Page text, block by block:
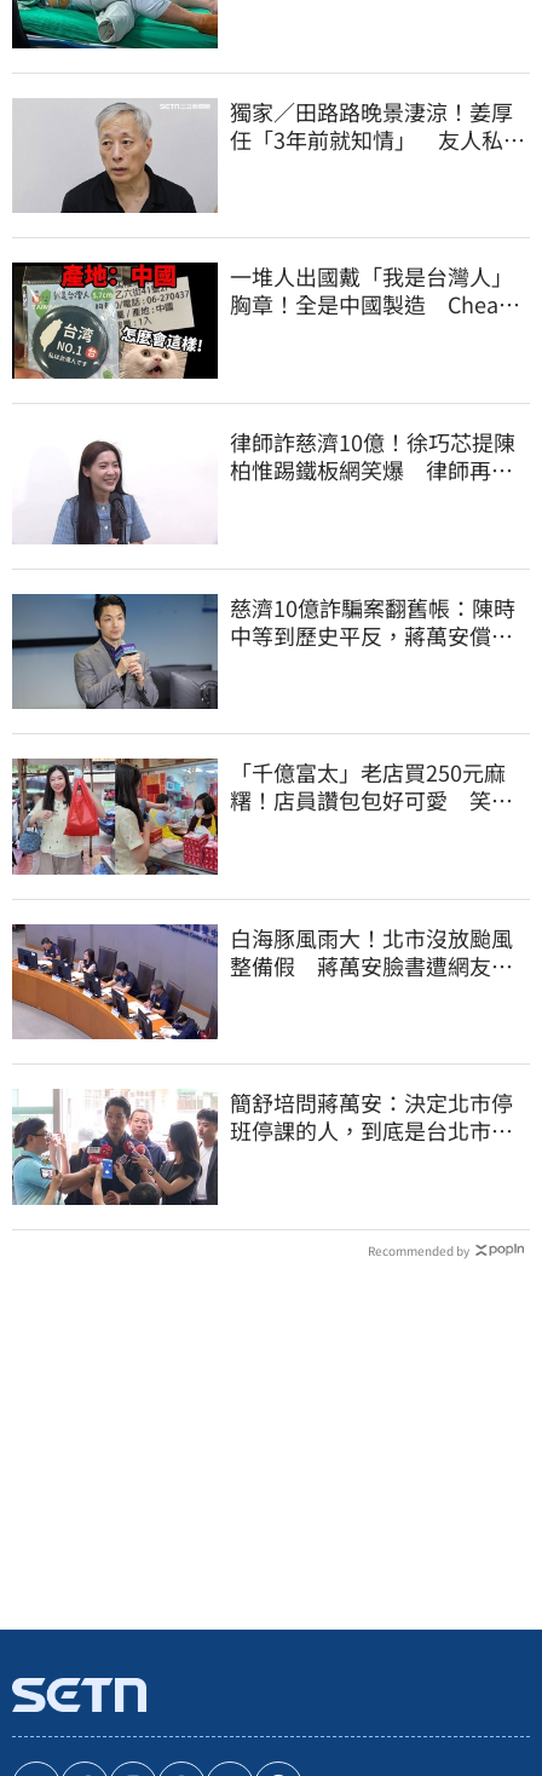
獨家／田路路晚景淒涼！姜厚
任「3年前就知情」 友人私下
一堆人出國戴「我是台灣人」
胸章！全是中國製造 Cheap
律師詐慈濟10億！徐巧芯提陳
柏惟踢鐵板網笑爆 律師再曬1
慈濟10億詐騙案翻舊帳：陳時
中等到歷史平反，蔣萬安償還
「千億富太」老店買250元麻
糬！店員讚包包好可愛 笑
白海豚風雨大！北市沒放颱風
整備假 蔣萬安臉書遭網友灌
簡舒培問蔣萬安：決定北市停
班停課的人，到底是台北市
Recommended by